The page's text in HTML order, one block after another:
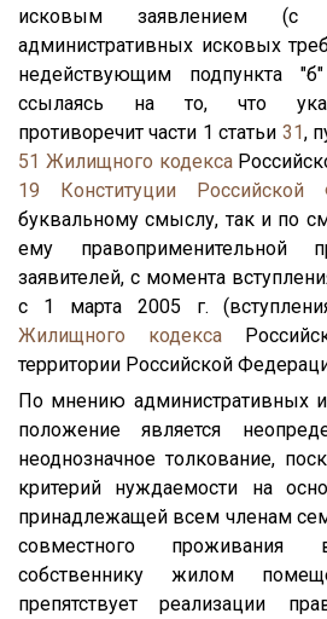
исковым заявлением (с
административных исковых
недействующим подпункта
ссылаясь на то, что
противоречит части 1 статьи 31,
51 Жилищного кодекса
19
Конституции Российской
буквальному смыслу, так и по
ему правоприменительной
заявителей, с момента
с 1 марта 2005 г.
Жилищного кодекса
территории Российской
По мнению административных
положение является
неоднозначное толкование,
критерий нуждаемости на
принадлежащей всем членам
совместного проживания
собственнику жилом
препятствует реализации